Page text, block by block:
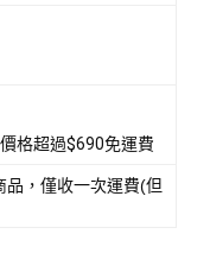
格超過$690免運費
品，僅收一次運費(但